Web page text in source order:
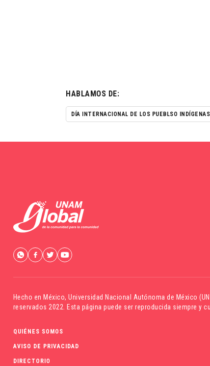
HABLAMOS DE:
DÍA INTERNACIONAL DE LOS PUEBLSO INDÍGENAS
Hecho en México,Universidad Nacional Autónoma de México
reservados 2022. Esta página puede ser reproducida siempre y
QUIÉNES SOMOS
AVISO DE PRIVACIDAD
DIRECTORIO